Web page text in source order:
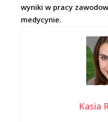
wyniki w pracy
medycynie.
Kasia